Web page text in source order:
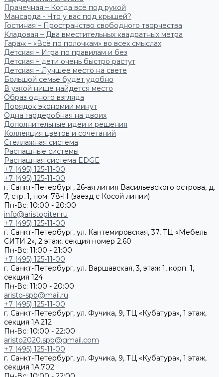
Прачечная – Когда всё под рукой
Мансарда - Что у вас под крышей?
Гостиная – Пространство свободного творчества
Кладовая – Два вместительных квадратных метра
Гараж – «Всё по полочкам» во всех смыслах
Детская – Игра по правилам и без
Детская – дети очень быстро растут
Детская – Лучшее место на свете
Большой семье будет удобно
В узкой нише найдется место
Образ одного взгляда
Порядок экономии минут
Одна гардеробная на двоих
Дополнительные идеи и решения
Коллекция цветов и сочетаний
Стеллажная система
Распашные системы
Распашная система EDGE
+7 (495) 125-11-00
+7 (495) 125-11-00
г. Санкт-Петербург, 26-ая линия Васильевского острова, д.
7, стр. 1, пом. 78-Н (заезд с Косой линии)
Пн-Вс: 10:00 - 20:00
info@aristopiter.ru
+7 (495) 125-11-00
г. Санкт-Петербург, ул. Кантемировская, 37, ТЦ «Мебель
СИТИ 2», 2 этаж, секция номер 2.60
Пн-Вс: 11:00 - 21:00
+7 (495) 125-11-00
г. Санкт-Петербург, ул. Варшавская, 3, этаж 1, корп. 1,
секция 124
Пн-Вс: 11:00 - 20:00
aristo-spb@mail.ru
+7 (495) 125-11-00
г. Санкт-Петербург, ул. Фучика, 9, ТЦ «Кубатура», 1 этаж,
секция 1А.212
Пн-Вс: 10:00 - 22:00
aristo2020.spb@gmail.com
+7 (495) 125-11-00
г. Санкт-Петербург, ул. Фучика, 9, ТЦ «Кубатура», 1 этаж,
секция 1А.702